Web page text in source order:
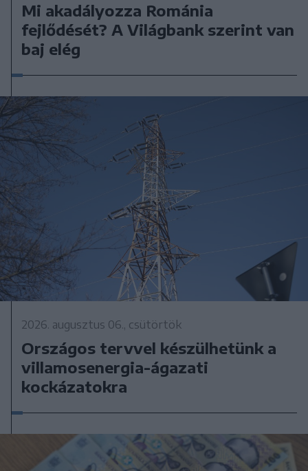
Mi akadályozza Románia
fejlődését? A Világbank szerint van
baj elég
2026. augusztus 06., csütörtök
Országos tervvel készülhetünk a
villamosenergia-ágazati
kockázatokra